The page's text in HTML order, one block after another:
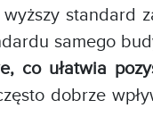
standard
samego
co ułatwia
dobrze